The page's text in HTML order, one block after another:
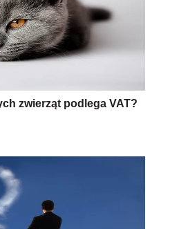
zwierząt podlega VAT?